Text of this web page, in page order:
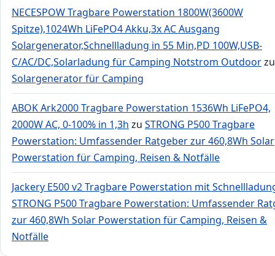
NECESPOW Tragbare Powerstation 1800W(3600W
Spitze),1024Wh LiFePO4 Akku,3x AC Ausgang
Solargenerator,Schnellladung in 55 Min,PD 100W,USB-
C/AC/DC,Solarladung für Camping Notstrom Outdoorzu
Solargenerator für Camping
ABOK Ark2000 Tragbare Powerstation 1536Wh LiFePO4,
2000W AC, 0-100% in 1,3h zu STRONG P500 Tragbare
Powerstation: Umfassender Ratgeber zur 460,8Wh Solar
Powerstation für Camping, Reisen & Notfälle
Jackery E500 v2 Tragbare Powerstation mit
STRONG P500 Tragbare Powerstation: Umfassender
zur 460,8Wh Solar Powerstation für Camping, Reisen &
Notfälle